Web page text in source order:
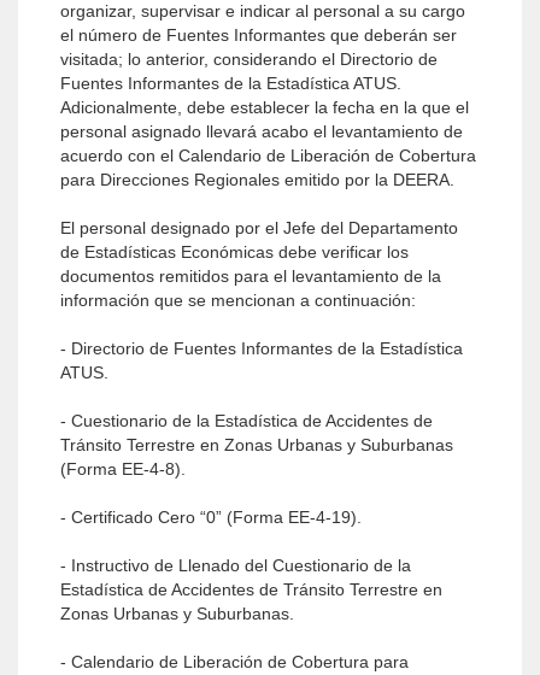
organizar, supervisar e indicar al personal a su cargo
el número de Fuentes Informantes que deberán ser
visitada; lo anterior, considerando el Directorio de
Fuentes Informantes de la Estadística ATUS.
Adicionalmente, debe establecer la fecha en la que el
personal asignado llevará acabo el levantamiento de
acuerdo con el Calendario de Liberación de Cobertura
para Direcciones Regionales emitido por la DEERA.
El personal designado por el Jefe del Departamento
de Estadísticas Económicas debe verificar los
documentos remitidos para el levantamiento de la
información que se mencionan a continuación:
- Directorio de Fuentes Informantes de la Estadística
ATUS.
- Cuestionario de la Estadística de Accidentes de
Tránsito Terrestre en Zonas Urbanas y Suburbanas
(Forma EE-4-8).
- Certificado Cero “0” (Forma EE-4-19).
- Instructivo de Llenado del Cuestionario de la
Estadística de Accidentes de Tránsito Terrestre en
Zonas Urbanas y Suburbanas.
- Calendario de Liberación de Cobertura para